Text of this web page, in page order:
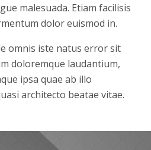
malesuada. Etiam facilisis
dolor euismod in.
omnis iste natus error sit
doloremque laudantium,
ipsa quae ab illo
architecto beatae vitae.